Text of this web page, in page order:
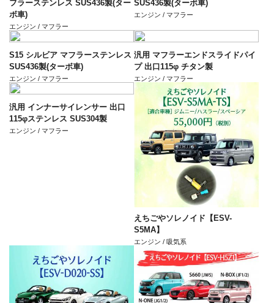
フラーステンレス SUS436製(ター
ボ車)
エンジン / マフラー
SUS436製(ターボ車)
エンジン / マフラー
S15 シルビア マフラーステンレス
SUS436製(ターボ車)
エンジン / マフラー
汎用 マフラーエンドスライドパイ
プ 出口115φ チタン製
エンジン / マフラー
汎用 インナーサイレンサー 出口
115φステンレス SUS304製
エンジン / マフラー
えちごやソレノイド【ESV-
S5MA】
エンジン / 吸気系